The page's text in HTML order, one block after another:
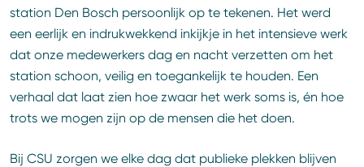
station Den Bosch persoonlijk op te tekenen. Het werd
een eerlijk en indrukwekkend inkijkje in het intensieve werk
dat onze medewerkers dag en nacht verzetten om het
station schoon, veilig en toegankelijk te houden. Een
verhaal dat laat zien hoe zwaar het werk soms is, én hoe
trots we mogen zijn op de mensen die het doen.
Bij CSU zorgen we elke dag dat publieke plekken blijven